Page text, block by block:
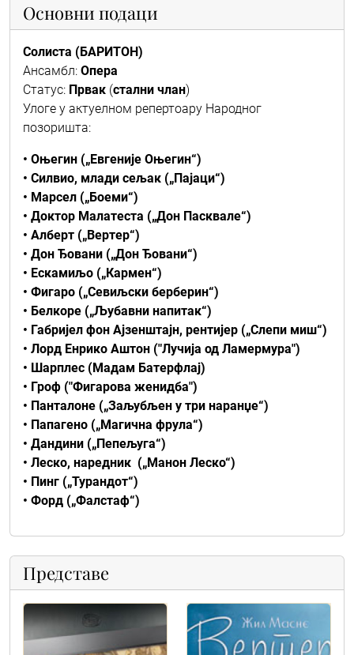
Основни подаци
Солиста (БАРИТОН)
Ансамбл: Опера
Статус: Првак (стални члан)
Улоге у актуелном репертоару Народног
позоришта:
• Оњегин („Евгеније Оњегин“)
• Силвио, млади сељак („Пајаци“)
• Марсел („Боеми“)
• Доктор Малатеста („Дон Пасквале“)
• Алберт („Вертер“)
• Дон Ђовани („Дон Ђовани“)
• Ескамиљо („Кармен“)
• Фигаро („Севиљски берберин“)
• Белкоре („Љубавни напитак“)
• Габријел фон Ајзенштајн, рентијер („Слепи миш“)
• Лорд Енрико Аштон ("Лучија од Ламермура")
• Шарплес (Мадам Батерфлај)
• Гроф ("Фигарова женидба")
• Панталоне („Заљубљен у три наранџе“)
• Папагено („Магична фрула“)
• Дандини („Пепељуга“)
• Леско, наредник („Манон Леско“)
• Пинг („Турандот“)
• Форд („Фалстаф“)
Представе